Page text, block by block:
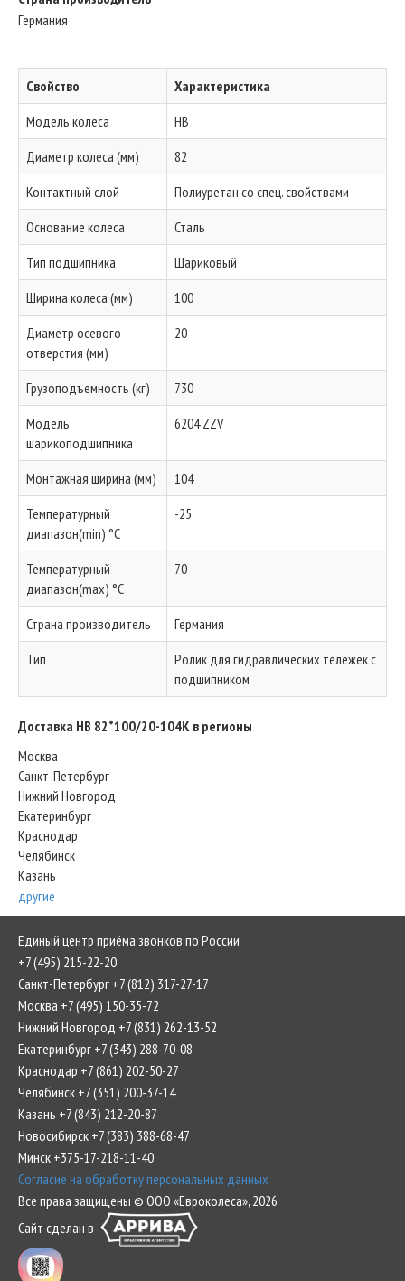
Германия
Свойство
Характеристика
Модель колеса
HB
Диаметр колеса (мм)
82
Контактный слой
Полиуретан со спец. свойствами
Основание колеса
Сталь
Тип подшипника
Шариковый
Ширина колеса (мм)
100
Диаметр осевого
отверстия (мм)
20
Грузоподъемность (кг)
730
Модель
шарикоподшипника
6204 ZZV
Монтажная ширина (мм)
104
Температурный
диапазон(min) °C
-25
Температурный
диапазон(max) °C
70
Страна производитель
Германия
Тип
Ролик для гидравлических тележек с
подшипником
Доставка HB 82*100/20-104K в регионы
Москва
Санкт-Петербург
Нижний Новгород
Екатеринбург
Краснодар
Челябинск
Казань
другие
Единый центр приёма звонков по России
+7 (495) 215-22-20
Санкт-Петербург +7 (812) 317-27-17
Москва +7 (495) 150-35-72
Нижний Новгород +7 (831) 262-13-52
Екатеринбург +7 (343) 288-70-08
Краснодар +7 (861) 202-50-27
Челябинск +7 (351) 200-37-14
Казань +7 (843) 212-20-87
Новосибирск +7 (383) 388-68-47
Минск +375-17-218-11-40
Согласие на обработку персональных данных
Все права защищены © ООО «Евроколеса», 2026
Сайт сделан в